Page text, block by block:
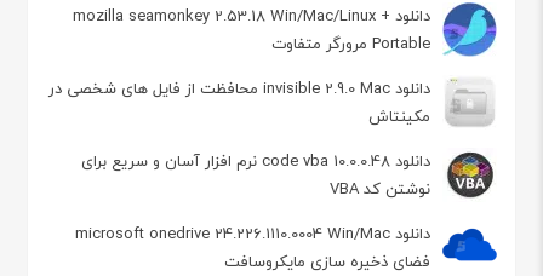
دانلود mozilla seamonkey 2.53.18 Win/Mac/Linux +
Portable مرورگر متفاوت
دانلود invisible 2.9.0 Mac محافظت از فایل های شخصی در
مکینتاش
دانلود code vba 10.0.0.48 نرم افزار آسان و سریع برای
نوشتن کد VBA
دانلود microsoft onedrive 24.226.1110.0004 Win/Mac
فضای ذخیره سازی مایکروسافت